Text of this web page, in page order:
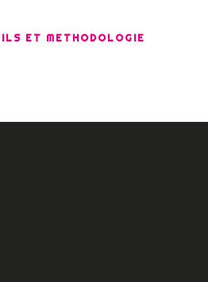
ET METHODOLOGIE